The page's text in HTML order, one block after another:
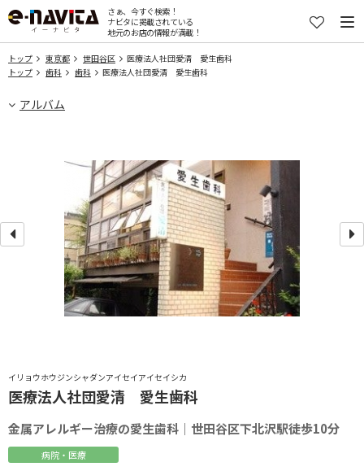
さぁ、今すぐ検索！
ナビタに掲載されている
地元のお店の情報が満載！
トップ 東京都 世田谷区
医療法人社団愛清 愛生歯科
トップ
歯科 歯科 医療法人社団愛清 愛生歯科
アルバム
イリョウホウジンシャダンアイセイアイセイシカ
医療法人社団愛清 愛生歯科
金属アレルギー治療の愛生歯科｜世田谷区下北沢駅徒歩10分
病院・医療